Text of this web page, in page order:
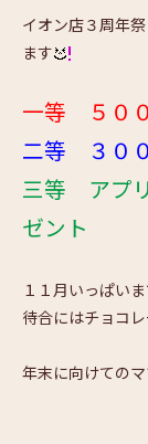
イオン店３周年
ます
一等 ５０
二等 ３０
三等 アプ
ゼント
１１月いっぱい
待合にはチョコ
年末に向けての